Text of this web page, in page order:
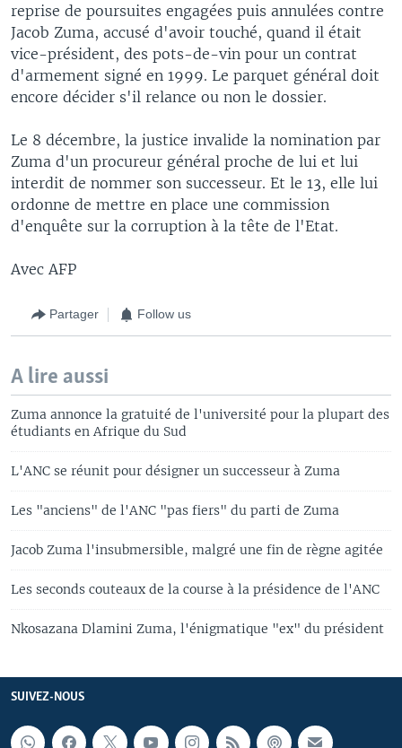
reprise de poursuites engagées puis annulées contre
Jacob Zuma, accusé d'avoir touché, quand il était
vice-président, des pots-de-vin pour un contrat
d'armement signé en 1999. Le parquet général doit
encore décider s'il relance ou non le dossier.
Le 8 décembre, la justice invalide la nomination par
Zuma d'un procureur général proche de lui et lui
interdit de nommer son successeur. Et le 13, elle lui
ordonne de mettre en place une commission
d'enquête sur la corruption à la tête de l'Etat.
Avec AFP
Partager Follow us
A lire aussi
Zuma annonce la gratuité de l'université pour la plupart des
étudiants en Afrique du Sud
L'ANC se réunit pour désigner un successeur à Zuma
Les "anciens" de l'ANC "pas fiers" du parti de Zuma
Jacob Zuma l'insubmersible, malgré une fin de règne agitée
Les seconds couteaux de la course à la présidence de l'ANC
Nkosazana Dlamini Zuma, l'énigmatique "ex" du président
SUIVEZ-NOUS